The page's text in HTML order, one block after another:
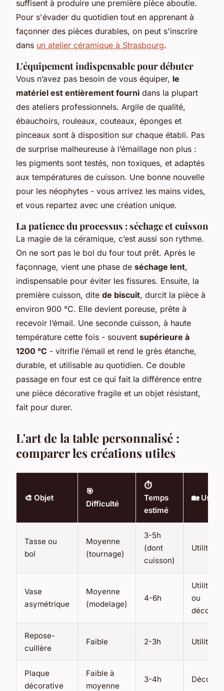
suffisent à produire une première pièce aboutie.
Pour s'évader du quotidien tout en apprenant à
façonner des pièces durables, on peut s'inscrire
dans un atelier céramique à Strasbourg.
L'équipement indispensable pour débuter
Vous n’avez pas besoin de vous équiper, le
matériel est entièrement fourni dans la plupart
des ateliers professionnels. Argile de qualité,
ébauchoirs, rouleaux, couteaux, éponges et
pinceaux sont à disposition sur chaque établi. Pas
de surprise malheureuse à l’émaillage non plus :
les pigments sont testés, non toxiques, et adaptés
aux températures de cuisson. Une bonne nouvelle
pour les néophytes - vous arrivez les mains vides,
et vous repartez avec une création unique.
La patience du processus : séchage et cuisson
La magie de la céramique, c’est aussi son rythme.
On ne sort pas le bol du four tout prêt. Après le
façonnage, vient une phase de séchage lent,
indispensable pour éviter les fissures. Ensuite, la
première cuisson, dite de biscuit, durcit la pièce à
environ 900 °C. Elle devient poreuse, prête à
recevoir l’émail. Une seconde cuisson, à haute
température cette fois - souvent supérieure à
1200 °C - vitrifie l’émail et rend le grès étanche,
durable, et utilisable au quotidien. Ce double
passage en four est ce qui fait la différence entre
une pièce décorative fragile et un objet résistant,
fait pour durer.
L'art de la table personnalisé :
comparer les créations utiles
🎨 Objet
🎯
Difficulté
⏱️
Temps
estimé
🏡 Usage
Tasse ou
bol
Moyenne
(tournage)
3-5h
(dont
cuisson)
Utilitaire
Vase
asymétrique
Moyenne
(modelage)
4-6h
Utilitaire
ou
décoratif
Repose-
cuillère
Faible 2-3h Utilitaire
Plaque
décorative
Faible à
moyenne
3-4h